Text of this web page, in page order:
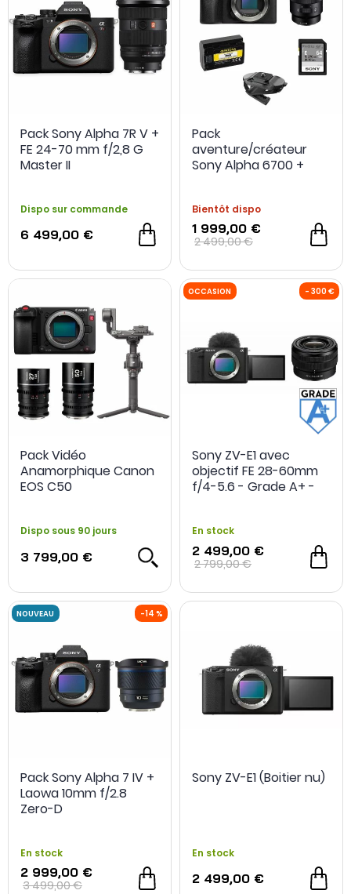
Pack Sony Alpha 7R V +
FE 24-70 mm f/2,8 G
Master II
Dispo sur commande
6 499,00 €
Pack
aventure/créateur
Sony Alpha 6700 +
fixation sac à dos +
seconde batterie
Bientôt dispo
1 999,00 €
2 499,00 €
Pack Vidéo
Anamorphique Canon
EOS C50
Dispo sous 90 jours
3 799,00 €
Sony ZV-E1 avec
objectif FE 28-60mm
f/4-5.6 - Grade A+ -
En stock
2 499,00 €
2 799,00 €
Pack Sony Alpha 7 IV +
Laowa 10mm f/2.8
Zero-D
En stock
2 999,00 €
3 499,00 €
Sony ZV-E1 (Boitier nu)
En stock
2 499,00 €